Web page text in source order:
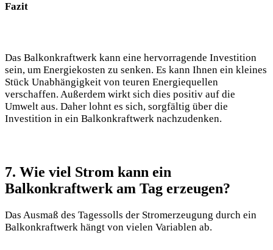
Fazit
Das Balkonkraftwerk kann eine hervorragende Investition
sein, um Energiekosten zu senken. Es kann Ihnen ein kleines
Stück Unabhängigkeit von teuren Energiequellen
verschaffen. Außerdem wirkt sich dies positiv auf die
Umwelt aus. Daher lohnt es sich, sorgfältig über die
Investition in ein Balkonkraftwerk nachzudenken.
7. Wie viel Strom kann ein
Balkonkraftwerk am Tag erzeugen?
Das Ausmaß des Tagessolls der Stromerzeugung durch ein
Balkonkraftwerk hängt von vielen Variablen ab.